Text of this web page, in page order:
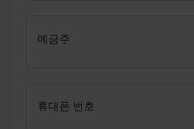
예금주
휴대폰 번호